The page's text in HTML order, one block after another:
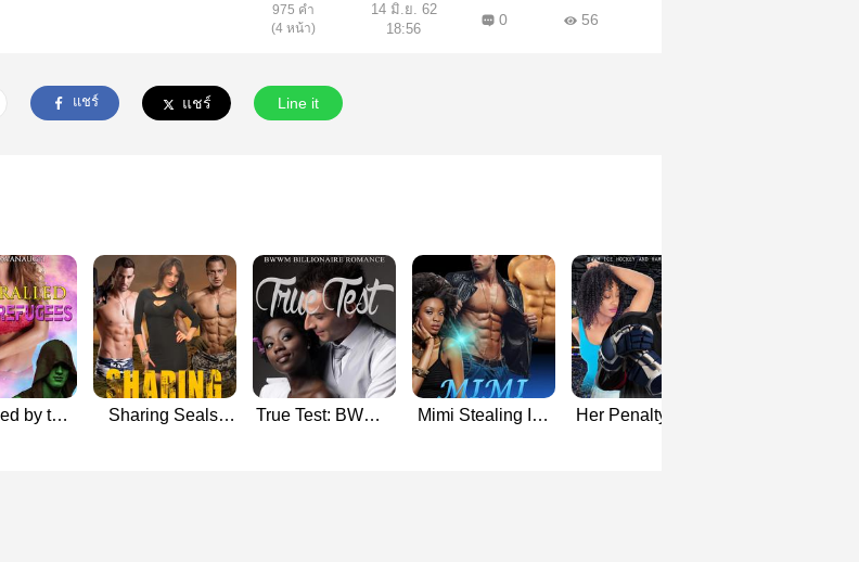
975 คำ
(4 หน้า)
14 มิ.ย. 62
18:56
0 56
แชร์ แชร์ Line it
by the
Sharing Seals:
True Test: BWWM
Mimi Stealing Ice
Her Penalty Shot: